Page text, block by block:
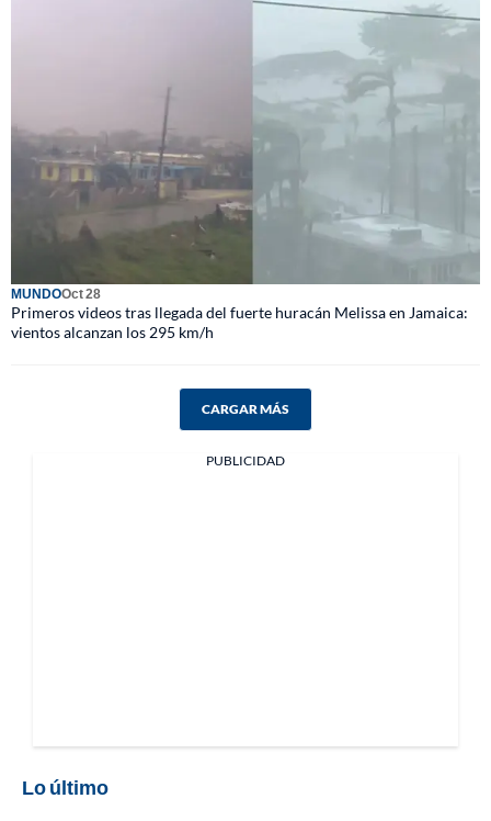
MUNDOOct 28
Primeros videos tras llegada del fuerte huracán Melissa en Jamaica:
vientos alcanzan los 295 km/h
CARGAR MÁS
PUBLICIDAD
Lo último